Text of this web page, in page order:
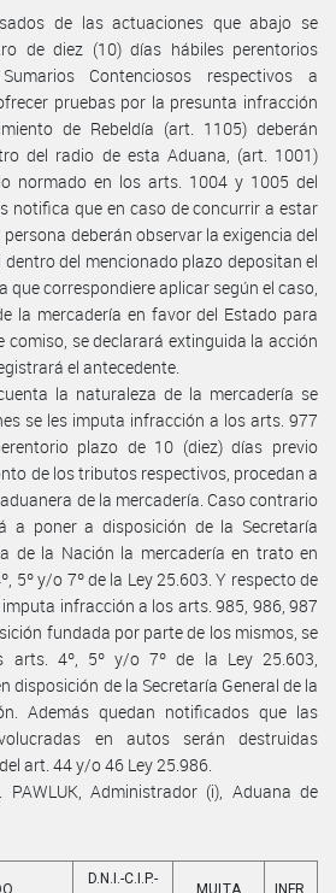
de las actuaciones que abajo se
de diez (10) días hábiles perentorios
Contenciosos respectivos a
pruebas por la presunta infracción
de Rebeldía (art. 1105) deberán
del radio de esta Aduana, (art. 1001)
normado en los arts. 1004 y 1005 del
notifica que en caso de concurrir a estar
deberán observar la exigencia del
dentro del mencionado plazo depositan el
que correspondiere aplicar según el caso,
la mercadería en favor del Estado para
comiso, se declarará extinguida la acción
el antecedente.
la naturaleza de la mercadería se
se les imputa infracción a los arts. 977
plazo de 10 (diez) días previo
de los tributos respectivos, procedan a
de la mercadería. Caso contrario
a poner a disposición de la Secretaría
de la Nación la mercadería en trato en
5º y/o 7º de la Ley 25.603. Y respecto de
infracción a los arts. 985, 986, 987
fundada por parte de los mismos, se
arts. 4º, 5º y/o 7º de la Ley 25.603,
disposición de la Secretaría General de la
Además quedan notificados que las
en autos serán destruidas
art. 44 y/o 46 Ley 25.986.
PAWLUK, Administrador (i), Aduana de
D.N.I.-C.I.P.-
MULTA INFR.